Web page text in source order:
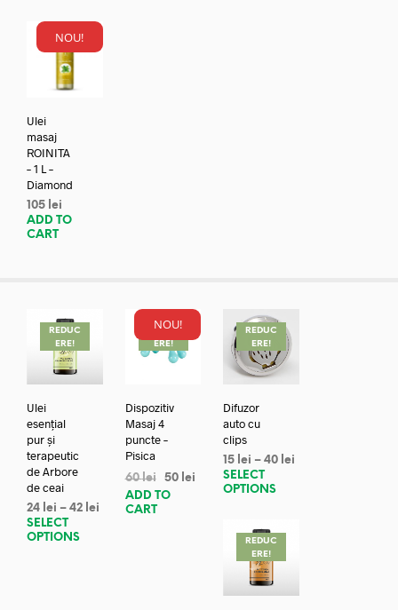
NOU!
Ulei
masaj
ROINITA
– 1 L –
Diamond
105 lei
ADD TO
CART
REDUC
ERE!
Ulei
esențial
pur și
terapeutic
de Arbore
de ceai
24 lei – 42 lei
SELECT
OPTIONS
NOU!
REDUC
ERE!
Dispozitiv
Masaj 4
puncte –
Pisica
60lei 50 lei
ADD TO
CART
REDUC
ERE!
Difuzor
auto cu
clips
15 lei –40 lei
SELECT
OPTIONS
REDUC
ERE!